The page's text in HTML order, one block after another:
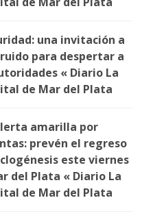
una invitación a
para despertar a
« Diario La
de Mar del Plata
amarilla por
prevén el regreso
este viernes
del Plata « Diario La
de Mar del Plata